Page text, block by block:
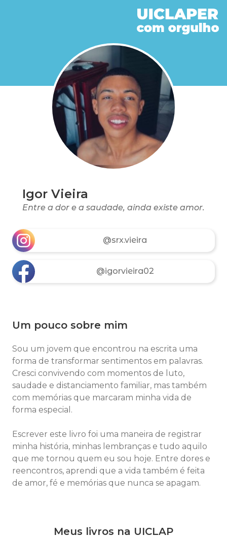
Igor Vieira
Entre a dor e a saudade, ainda existe amor.
@srx.vieira
@igorvieira02
Um pouco sobre mim
Sou um jovem que encontrou na escrita uma
forma de transformar sentimentos em palavras.
Cresci convivendo com momentos de luto,
saudade e distanciamento familiar, mas também
com memórias que marcaram minha vida de
forma especial.
Escrever este livro foi uma maneira de registrar
minha história, minhas lembranças e tudo aquilo
que me tornou quem eu sou hoje. Entre dores e
reencontros, aprendi que a vida também é feita
de amor, fé e memórias que nunca se apagam.
Meus livros na UICLAP